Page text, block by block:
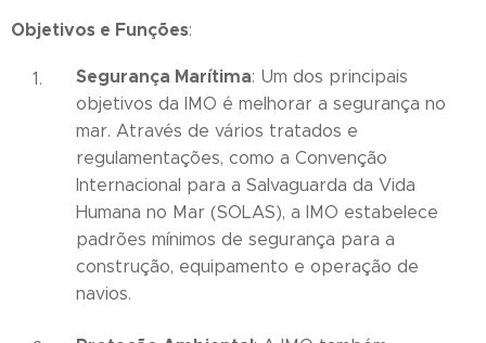
Objetivos e Funções:
Segurança Marítima: Um dos principais
objetivos da IMO é melhorar a segurança no
mar. Através de vários tratados e
regulamentações, como a Convenção
Internacional para a Salvaguarda da Vida
Humana no Mar (SOLAS), a IMO estabelece
padrões mínimos de segurança para a
construção, equipamento e operação de
navios.